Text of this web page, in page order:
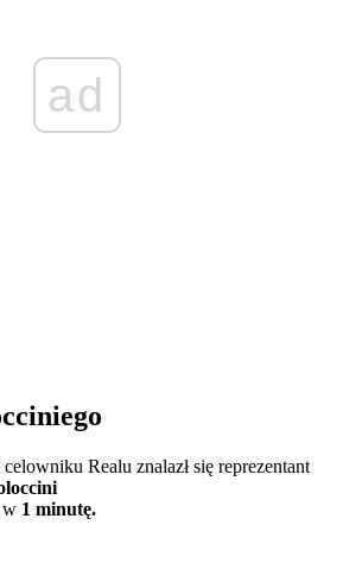
ad
Realu znalazł się reprezentant
w 1 minutę.